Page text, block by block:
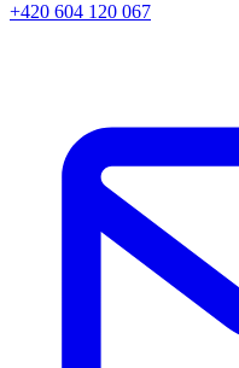
+420 604 120 067